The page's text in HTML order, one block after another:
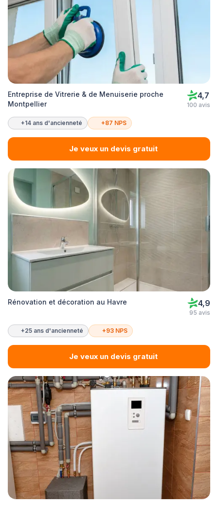
Entreprise de Vitrerie & de Menuiserie proche
Montpellier
4,7
100 avis
+14 ans d'ancienneté +87 NPS
Je veux un devis gratuit
Rénovation et décoration au Havre 4,9
95 avis
+25 ans d'ancienneté +93 NPS
Je veux un devis gratuit